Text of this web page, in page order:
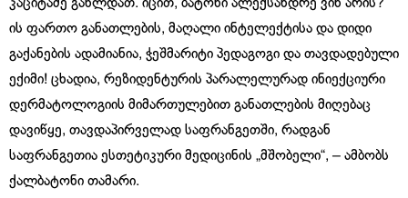
კაციტაძე გახლდათ. იცით, ბატონი ალექსანდრე ვინ არის?
ის ფართო განათლების, მაღალი ინტელექტისა და დიდი
გაქანების ადამიანია, ჭეშმარიტი პედაგოგი და თავდადებული
ექიმი! ცხადია, რეზიდენტურის პარალელურად ინიექციური
დერმატოლოგიის მიმართულებით განათლების მიღებაც
დავიწყე, თავდაპირველად საფრანგეთში, რადგან
საფრანგეთია ესთეტიკური მედიცინის „მშობელი“, – ამბობს
ქალბატონი თამარი.